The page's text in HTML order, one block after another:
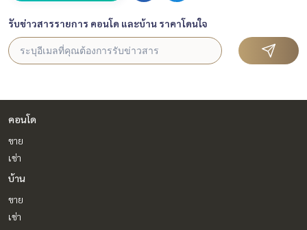
รับข่าวสารรายการ คอนโด และบ้าน ราคาโดนใจ
คอนโด
ขาย
เช่า
บ้าน
ขาย
เช่า